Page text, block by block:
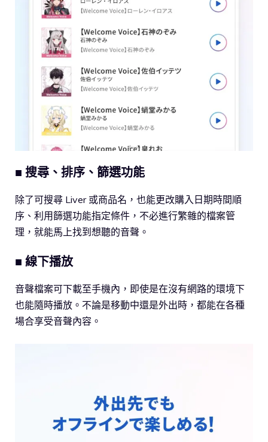
■ 搜尋、排序、篩選功能
除了可搜尋 Liver 或商品名，也能更改購入日期時間順
序、利用篩選功能指定條件，不必進行繁雜的檔案管
理，就能馬上找到想聽的音聲。
■ 線下播放
音聲檔案可下載至手機內，即使是在沒有網路的環境下
也能隨時播放。不論是移動中還是外出時，都能在各種
場合享受音聲內容。